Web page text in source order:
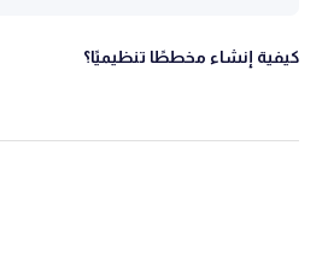
كيفية إنشاء مخططًا تنظيميًا؟